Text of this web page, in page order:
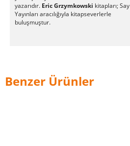
yazarıdır. Eric Grzymkowski kitapları; Say
Yayınları aracılığıyla kitapseverlerle
buluşmuştur.
Benzer Ürünler